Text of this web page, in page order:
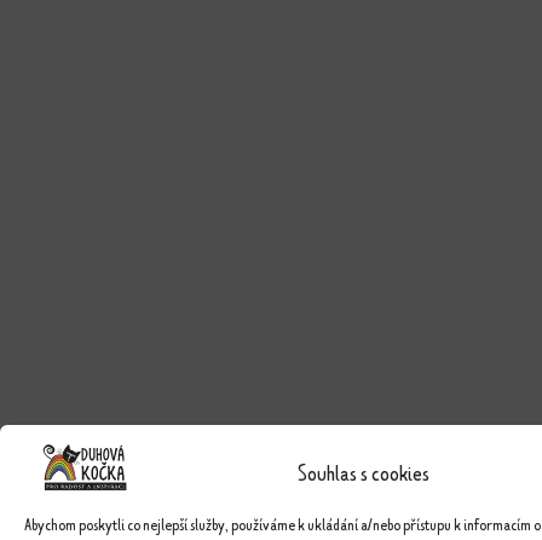
Souhlas s cookies
Abychom poskytli co nejlepší služby, používáme k ukládání a/nebo přístupu k informacím